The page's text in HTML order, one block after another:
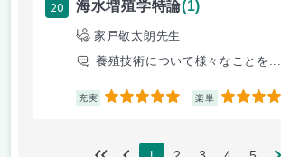
20 海水増殖学特論(1)
家戸敬太朗先生
養殖技術について様々なことを...
充実 5 楽単 5